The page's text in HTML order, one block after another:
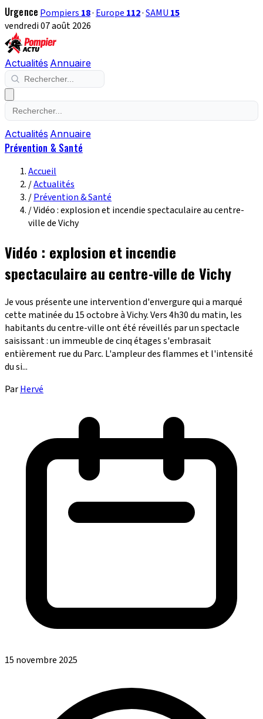
Urgence Pompiers 18· Europe 112·SAMU 15
vendredi 07 août 2026
Actualités Annuaire
Actualités Annuaire
Prévention & Santé
Accueil
/Actualités
/Prévention & Santé
/Vidéo : explosion et incendie spectaculaire au centre-
ville de Vichy
Vidéo : explosion et incendie
spectaculaire au centre-ville de Vichy
Je vous présente une intervention d'envergure qui a marqué
cette matinée du 15 octobre à Vichy. Vers 4h30 du matin, les
habitants du centre-ville ont été réveillés par un spectacle
saisissant : un immeuble de cinq étages s'embrasait
entièrement rue du Parc. L'ampleur des flammes et l'intensité
du si...
ParHervé
15 novembre 2025